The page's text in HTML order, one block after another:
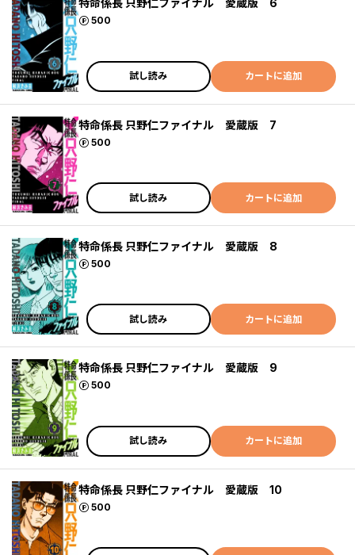
特命係長 只野仁ファイナル 愛蔵版 6
500
ポイント
試し読み カートに追加
特命係長 只野仁ファイナル 愛蔵版 7
500
ポイント
試し読み カートに追加
特命係長 只野仁ファイナル 愛蔵版 8
500
ポイント
試し読み カートに追加
特命係長 只野仁ファイナル 愛蔵版 9
500
ポイント
試し読み カートに追加
特命係長 只野仁ファイナル 愛蔵版 10
500
ポイント